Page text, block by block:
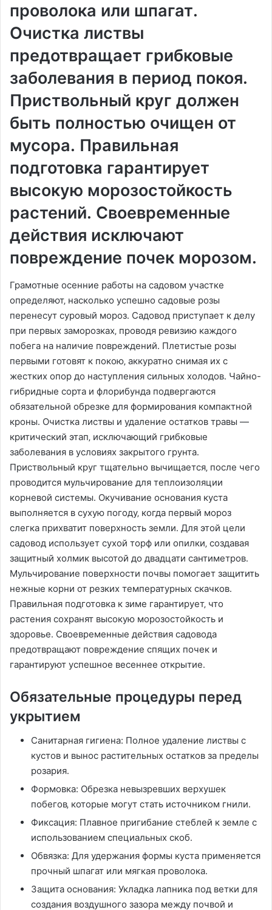
проволока или шпагат․
Очистка листвы
предотвращает грибковые
заболевания в период покоя․
Приствольный круг должен
быть полностью очищен от
мусора․ Правильная
подготовка гарантирует
высокую морозостойкость
растений․ Своевременные
действия исключают
повреждение почек морозом․
Грамотные осенние работы на садовом участке
определяют‚ насколько успешно садовые розы
перенесут суровый мороз․ Садовод приступает к делу
при первых заморозках‚ проводя ревизию каждого
побега на наличие повреждений․ Плетистые розы
первыми готовят к покою‚ аккуратно снимая их с
жестких опор до наступления сильных холодов․ Чайно-
гибридные сорта и флорибунда подвергаются
обязательной обрезке для формирования компактной
кроны․ Очистка листвы и удаление остатков травы —
критический этап‚ исключающий грибковые
заболевания в условиях закрытого грунта․
Приствольный круг тщательно вычищается‚ после чего
проводится мульчирование для теплоизоляции
корневой системы․ Окучивание основания куста
выполняется в сухую погоду‚ когда первый мороз
слегка прихватит поверхность земли․ Для этой цели
садовод использует сухой торф или опилки‚ создавая
защитный холмик высотой до двадцати сантиметров․
Мульчирование поверхности почвы помогает защитить
нежные корни от резких температурных скачков․
Правильная подготовка к зиме гарантирует‚ что
растения сохранят высокую морозостойкость и
здоровье․ Своевременные действия садовода
предотвращают повреждение спящих почек и
гарантируют успешное весеннее открытие․
Обязательные процедуры перед
укрытием
Санитарная гигиена: Полное удаление листвы с
кустов и вынос растительных остатков за пределы
розария․
Формовка: Обрезка невызревших верхушек
побегов‚ которые могут стать источником гнили․
Фиксация: Плавное пригибание стеблей к земле с
использованием специальных скоб․
Обвязка: Для удержания формы куста применяется
прочный шпагат или мягкая проволока․
Защита основания: Укладка лапника под ветки для
создания воздушного зазора между почвой и